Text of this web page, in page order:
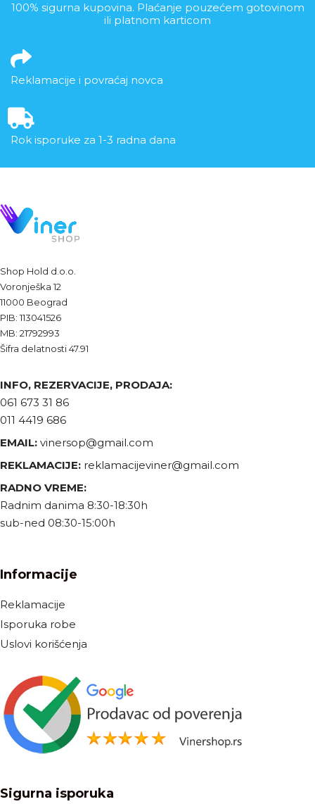
100% sigurna kupovina. Plaćanje pouzećem gotovinom
ili platnom karticom
Reklamacije i povraćaj novca
Rok isporuke za 1-3 radna dana
Shop Hold d.o.o.
Voronješka 12
11000 Beograd
PIB: 113041526
MB: 21792993
Šifra delatnosti 47.91
INFO, REZERVACIJE, PRODAJA:
061 673 31 86
011 4419 686
EMAIL: vinersop@gmail.com
REKLAMACIJE: reklamacijeviner@gmail.com
RADNO VREME:
Radnim danima 8:30-18:30h
sub-ned 08:30-15:00h
Informacije
Reklamacije
Isporuka robe
Uslovi korišćenja
Sigurna isporuka